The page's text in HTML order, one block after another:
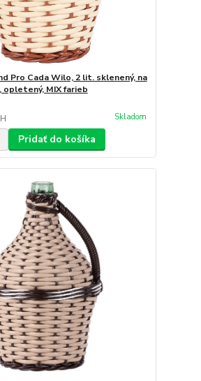
Pro Cada Wilo, 2 lit. sklenený, na
opletený, MIX farieb
Skladom
Pridať do košíka